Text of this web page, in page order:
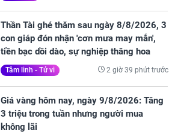
Thần Tài ghé thăm sau ngày 8/8/2026, 3
con giáp đón nhận 'cơn mưa may mắn',
tiền bạc dồi dào, sự nghiệp thăng hoa
Tâm linh - Tử vi 2 giờ 39 phút trước
Giá vàng hôm nay, ngày 9/8/2026: Tăng
3 triệu trong tuần nhưng người mua
không lãi